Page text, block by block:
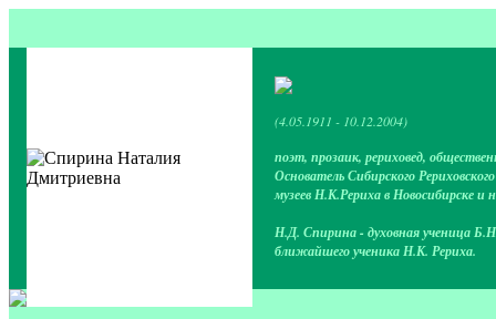
(4.05.1911 - 10.12.2004)
поэт, прозаик, рериховед,
Основатель Сибирского
музеев Н.К.Рериха в Новосибирске и
Н.Д. Спирина - духовная ученица
ближайшего ученика Н.К. Рериха.